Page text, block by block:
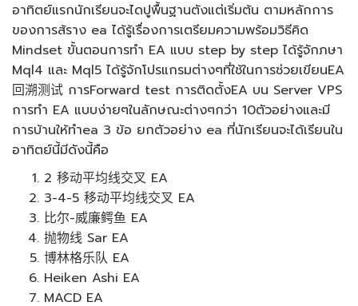
อาทิตย์แรกนักเรียนจะไดปูพื้นฐานตังแต่เริ่มต้น ตามหลักการ
ของการส้ราง ea ได้รู้เรื่องการเตรียมความพร้อมวิธีคิด
Mindset ขั้นตอนการทำ EA แบบ step by step ได้รู้จักภษา
Mql4 และ Mql5 ได้รู้จักโปรแกรมต่างๆที่ใช้ในการช่วยเขียนEA
回溯测试 การForward test การติดตั้งEA บน Server VPS
การทำ EA แบบง่ายๆในลักษณะต่างๆกว่า 10ตัวอย่างและมี
การบ้านให้ทำea 3 ข้อ ยกตัวอย่าง ea ที่นักเรียนจะได้เรียนใน
อาทิตย์นี้มีดังนี้คือ
2 移动平均线交叉 EA
3-4-5 移动平均线交叉 EA
比尔-威廉鳄鱼 EA
抛物线 Sar EA
博林格乐队 EA
Heiken Ashi EA
MACD EA